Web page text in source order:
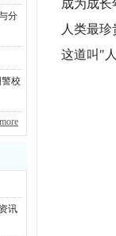
分
校
more
讯
成为成长
人类最
这道叫"